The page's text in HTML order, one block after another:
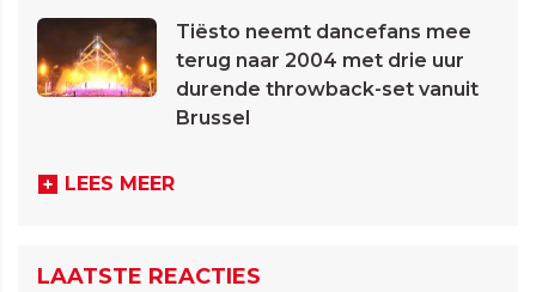
Tiësto neemt dancefans mee
terug naar 2004 met drie uur
durende throwback-set vanuit
Brussel
LEES MEER
LAATSTE REACTIES